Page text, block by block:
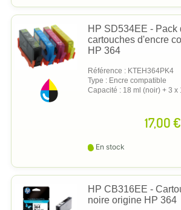
HP SD534EE - Pack
cartouches d'encre
HP 364
Référence : KTEH364PK4
Type : Encre compatible
Capacité : 18 ml (noir) + 3 x
17,00 €
En stock
HP CB316EE -
noire origine HP 364